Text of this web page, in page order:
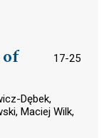
of 17-25
Dębek,
Maciej Wilk,